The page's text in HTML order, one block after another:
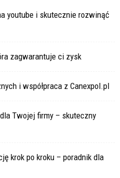
youtube i skutecznie rozwinąć
zagwarantuje ci zysk
i współpraca z Canexpol.pl
Twojej firmy – skuteczny
krok po kroku – poradnik dla